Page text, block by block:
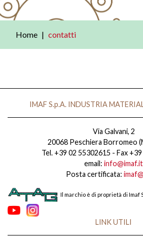
Home contatti
IMAF S.p.A. INDUSTRIA
Via Galvani, 2
20068 Peschiera Borromeo
Tel. +39 02 55302615 - Fax
email: info@imaf.it
Posta certificata:
Il marchio è di proprietà di Imaf
LINK UTILI